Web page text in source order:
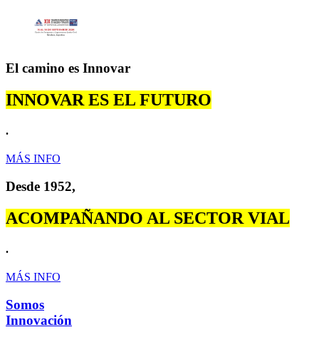
El camino es Innovar
INNOVAR ES EL FUTURO
.
MÁS INFO
Desde 1952,
ACOMPAÑANDO AL SECTOR VIAL
.
MÁS INFO
Somos
Innovación